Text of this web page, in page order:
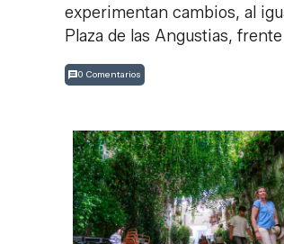
experimentan cambios, al
Plaza de las Angustias,
0 Comentarios